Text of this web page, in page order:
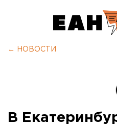
← НОВОСТИ
В